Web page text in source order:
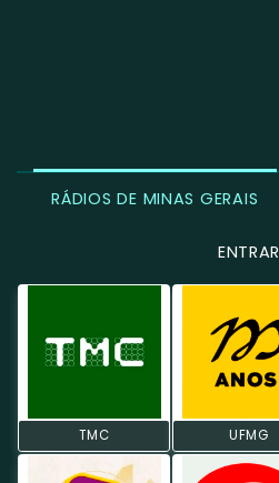
RÁDIOS DE MINAS GERAIS
ENTRAR
TMC UFMG